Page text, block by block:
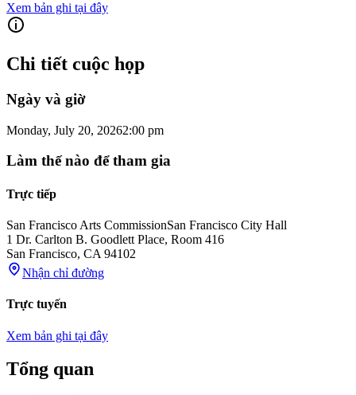
Xem bản ghi tại đây
Chi tiết cuộc họp
Ngày và giờ
Monday, July 20, 20262:00 pm
Làm thế nào để tham gia
Trực tiếp
San Francisco Arts CommissionSan Francisco City Hall
1 Dr. Carlton B. Goodlett Place, Room 416
San Francisco, CA 94102
Nhận chỉ đường
Trực tuyến
Xem bản ghi tại đây
Tổng quan